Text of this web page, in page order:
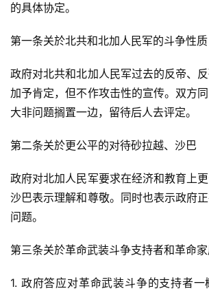
的具体协定。
第一条关於北共和北加人民军的斗争性质
政府对北共和北加人民军过去的反帝、
加予肯定，但不作攻击性的宣传。双方
大非问题搁置一边，留待后人去评定。
第二条关於更公平的对待砂拉越、沙巴
政府对北加人民军要求在经济和教育上更
沙巴表示理解和尊敬。同时也表示政府
问题。
第三条关於革命武装斗争支持者和革命
1. 政府答应对革命武装斗争的支持者